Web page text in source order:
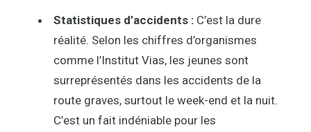
Statistiques d’accidents : C’est la dure
réalité. Selon les chiffres d’organismes
comme l’Institut Vias, les jeunes sont
surreprésentés dans les accidents de la
route graves, surtout le week-end et la nuit.
C’est un fait indéniable pour les